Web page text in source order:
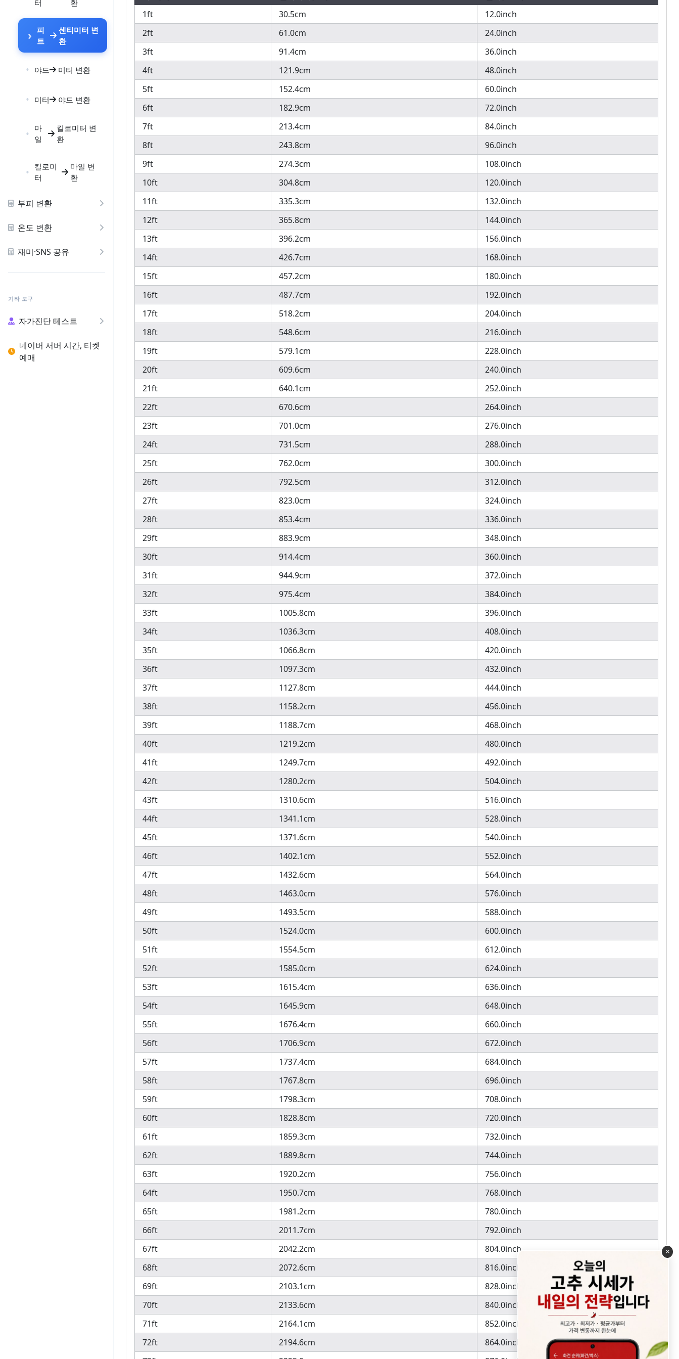
터
환
피
트
센티미터 변
환
야드 미터 변환
미터 야드 변환
마
일
킬로미터 변
환
킬로미
터
마일 변
환
부피 변환
온도 변환
재미·SNS 공유
기타 도구
자가진단 테스트
네이버 서버 시간, 티켓
예매
1ft
30.5cm
12.0inch
2ft
61.0cm
24.0inch
3ft
91.4cm
36.0inch
4ft
121.9cm
48.0inch
5ft
152.4cm
60.0inch
6ft
182.9cm
72.0inch
7ft
213.4cm
84.0inch
8ft
243.8cm
96.0inch
9ft
274.3cm
108.0inch
10ft
304.8cm
120.0inch
11ft
335.3cm
132.0inch
12ft
365.8cm
144.0inch
13ft
396.2cm
156.0inch
14ft
426.7cm
168.0inch
15ft
457.2cm
180.0inch
16ft
487.7cm
192.0inch
17ft
518.2cm
204.0inch
18ft
548.6cm
216.0inch
19ft
579.1cm
228.0inch
20ft
609.6cm
240.0inch
21ft
640.1cm
252.0inch
22ft
670.6cm
264.0inch
23ft
701.0cm
276.0inch
24ft
731.5cm
288.0inch
25ft
762.0cm
300.0inch
26ft
792.5cm
312.0inch
27ft
823.0cm
324.0inch
28ft
853.4cm
336.0inch
29ft
883.9cm
348.0inch
30ft
914.4cm
360.0inch
31ft
944.9cm
372.0inch
32ft
975.4cm
384.0inch
33ft
1005.8cm
396.0inch
34ft
1036.3cm
408.0inch
35ft
1066.8cm
420.0inch
36ft
1097.3cm
432.0inch
37ft
1127.8cm
444.0inch
38ft
1158.2cm
456.0inch
39ft
1188.7cm
468.0inch
40ft
1219.2cm
480.0inch
41ft
1249.7cm
492.0inch
42ft
1280.2cm
504.0inch
43ft
1310.6cm
516.0inch
44ft
1341.1cm
528.0inch
45ft
1371.6cm
540.0inch
46ft
1402.1cm
552.0inch
47ft
1432.6cm
564.0inch
48ft
1463.0cm
576.0inch
49ft
1493.5cm
588.0inch
50ft
1524.0cm
600.0inch
51ft
1554.5cm
612.0inch
52ft
1585.0cm
624.0inch
53ft
1615.4cm
636.0inch
54ft
1645.9cm
648.0inch
55ft
1676.4cm
660.0inch
56ft
1706.9cm
672.0inch
57ft
1737.4cm
684.0inch
58ft
1767.8cm
696.0inch
59ft
1798.3cm
708.0inch
60ft
1828.8cm
720.0inch
61ft
1859.3cm
732.0inch
62ft
1889.8cm
744.0inch
63ft
1920.2cm
756.0inch
64ft
1950.7cm
768.0inch
65ft
1981.2cm
780.0inch
66ft
2011.7cm
792.0inch
67ft
2042.2cm
804.0inch
68ft
2072.6cm
816.0inch
69ft
2103.1cm
828.0inch
70ft
2133.6cm
840.0inch
71ft
2164.1cm
852.0inch
72ft
2194.6cm
864.0inch
×